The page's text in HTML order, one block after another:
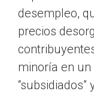
desempleo,
precios
minoría en
“subsidiados”